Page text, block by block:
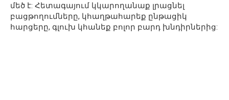
մեծ է: Հետագայում կկարողանաք լրացնել
բացթողումները, կհաղթահարեք ընթացիկ
հարցերը, գլուխ կհանեք բոլոր բարդ խնդիրներից: